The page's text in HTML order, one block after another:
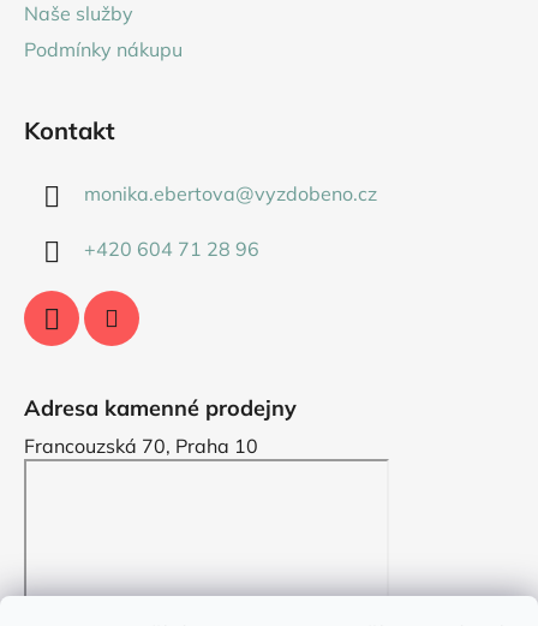
Naše služby
Podmínky nákupu
Kontakt
monika.ebertova@vyzdobeno.cz
+420 604 71 28 96
Adresa kamenné prodejny
Francouzská 70, Praha 10